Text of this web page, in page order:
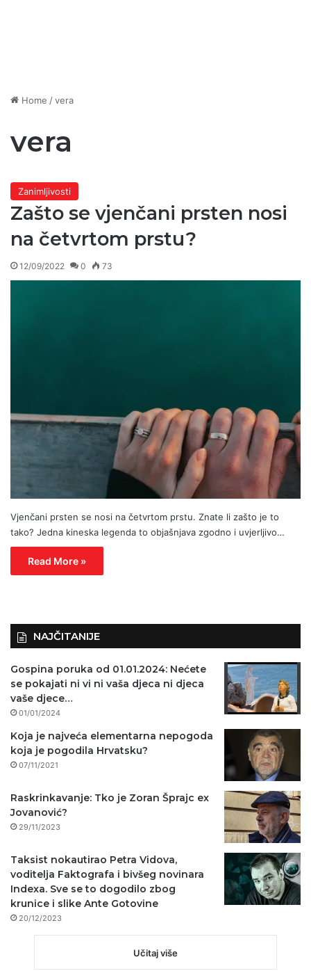
Home /vera
vera
Zanimljivosti
Zašto se vjenčani prsten nosi
na četvrtom prstu?
12/09/2022 0 73
Vjenčani prsten se nosi na četvrtom prstu. Znate li zašto je to
tako? Jedna kineska legenda to objašnjava zgodno i uvjerljivo…
Read More »
NAJČITANIJE
Gospina poruka od 01.01.2024: Nećete
se pokajati ni vi ni vaša djeca ni djeca
vaše djece…
01/01/2024
Koja je najveća elementarna nepogoda
koja je pogodila Hrvatsku?
07/11/2021
Raskrinkavanje: Tko je Zoran Šprajc ex
Jovanović?
29/11/2023
Taksist nokautirao Petra Vidova,
voditelja Faktografa i bivšeg novinara
Indexa. Sve se to dogodilo zbog
krunice i slike Ante Gotovine
20/12/2023
Učitaj više